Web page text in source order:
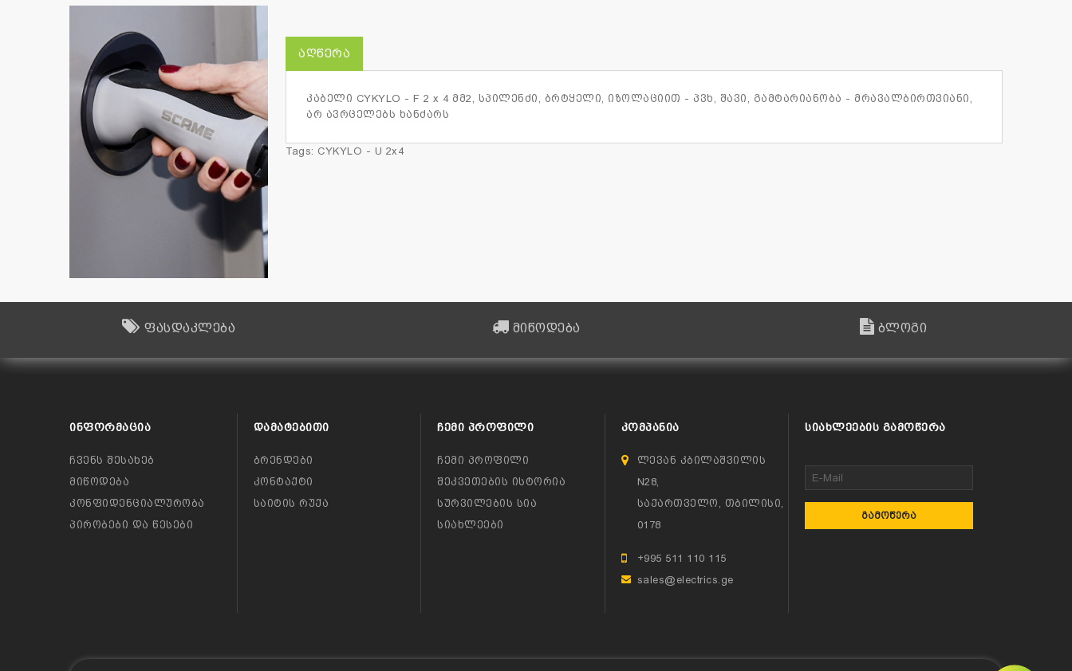
ᲐᲦᲬᲔᲠᲐ
კაბელი CYKYLO - F 2 x 4 მმ2, სპილენძი, ბრტყელი, იზოლაციით - პვხ, შავი, გამტარიანობა - მრავალბირთვიანი,
არ ავრცელებს ხანძარს
Tags: CYKYLO - U 2x4
ფასდაკლება მიწოდება ბლოგი
ᲘᲜᲤᲝᲠᲛᲐᲪᲘᲐ
ჩვენს შესახებ
მიწოდება
კონფიდენციალურობა
პირობები და წესები
ᲓᲐᲛᲐᲢᲔᲑᲘᲗᲘ
ბრენდები
კონტაქტი
საიტის რუქა
ᲩᲔᲛᲘ ᲞᲠᲝᲤᲘᲚᲘ
ჩემი პროფილი
შეკვეთების ისტორია
სურვილების სია
სიახლეები
ᲙᲝᲛᲞᲐᲜᲘᲐ
ლევან კბილაშვილის
N28,
საქართველო, თბილისი,
0178
+995 511 110 115
sales@electrics.ge
ᲡᲘᲐᲮᲚᲔᲔᲑᲘᲡ ᲒᲐᲛᲝᲬᲔᲠᲐ
ᲒᲐᲛᲝᲬᲔᲠᲐ